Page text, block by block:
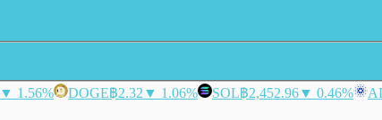
▼ 1.56% DOGE฿2.32 ▼ 1.06% SOL฿2,452.96▼ 0.46%